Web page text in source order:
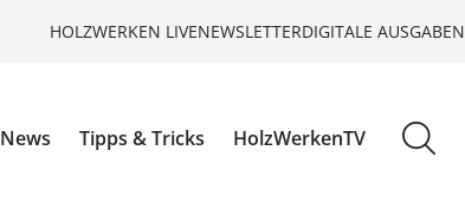
HOLZWERKEN LIVENEWSLETTERDIGITALE AUSGABEN
News Tipps & Tricks HolzWerkenTV